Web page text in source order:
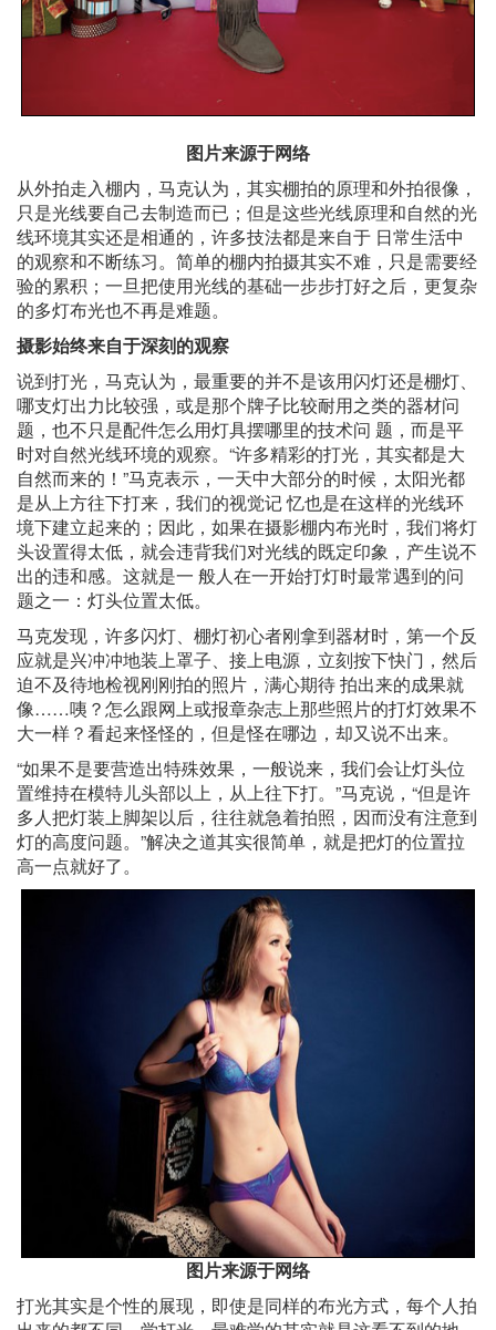
图片来源于网络
从外拍走入棚内，马克认为，其实棚拍的原理和外拍很像，
只是光线要自己去制造而已；但是这些光线原理和自然的光
线环境其实还是相通的，许多技法都是来自于 日常生活中
的观察和不断练习。简单的棚内拍摄其实不难，只是需要经
验的累积；一旦把使用光线的基础一步步打好之后，更复杂
的多灯布光也不再是难题。
摄影始终来自于深刻的观察
说到打光，马克认为，最重要的并不是该用闪灯还是棚灯、
哪支灯出力比较强，或是那个牌子比较耐用之类的器材问
题，也不只是配件怎么用灯具摆哪里的技术问 题，而是平
时对自然光线环境的观察。“许多精彩的打光，其实都是大
自然而来的！”马克表示，一天中大部分的时候，太阳光都
是从上方往下打来，我们的视觉记 忆也是在这样的光线环
境下建立起来的；因此，如果在摄影棚内布光时，我们将灯
头设置得太低，就会违背我们对光线的既定印象，产生说不
出的违和感。这就是一 般人在一开始打灯时最常遇到的问
题之一：灯头位置太低。
马克发现，许多闪灯、棚灯初心者刚拿到器材时，第一个反
应就是兴冲冲地装上罩子、接上电源，立刻按下快门，然后
迫不及待地检视刚刚​​拍的照片，满心期待 拍出来的成果就
像……咦？怎么跟网上或报章杂志上那些照片的打灯效果不
大一样？看起来怪怪的，但是怪在哪边，却又说不出来。
“如果不是要营造出特殊效果，一般说来，我们会让灯头位
置维持在模特儿头部以上，从上往下打。”马克说，“但是许
多人把灯装上脚架以后，往往就急着拍照，因而没有注意到
灯的高度问题。”解决之道其实很简单，就是把灯的位置拉
高一点就好了。
图片来源于网络
打光其实是个性的展现，即使是同样的布光方式，每个人拍